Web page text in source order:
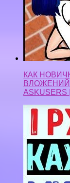
КАК
ВЛОЖЕНИЙ